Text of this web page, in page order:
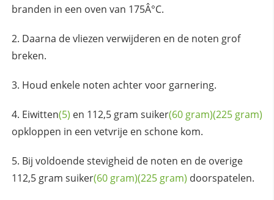
branden in een oven van 175Â°C.
Daarna de vliezen verwijderen en de noten grof
breken.
Houd enkele noten achter voor garnering.
Eiwitten(5) en 112,5 gram suiker(60 gram)(225 gram)
opkloppen in een vetvrije en schone kom.
Bij voldoende stevigheid de noten en de overige
112,5 gram suiker(60 gram)(225 gram) doorspatelen.